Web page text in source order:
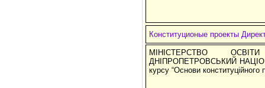
Конституционые проекты
МІНІСТЕРСТВО
ДНІПРОПЕТРОВСЬКИЙ
курсу “Основи конституційного